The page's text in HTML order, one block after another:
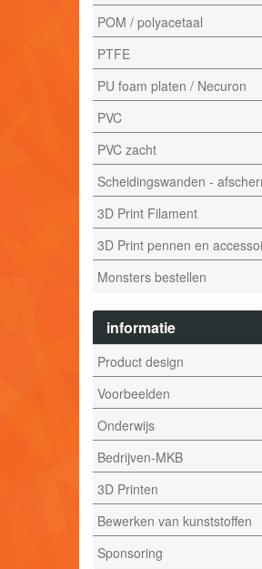
POM / polyacetaal
PTFE
PU foam platen / Necuron
PVC
PVC zacht
Scheidingswanden -
3D Print Filament
3D Print pennen en
Monsters bestellen
informatie
Product design
Voorbeelden
Onderwijs
Bedrijven-MKB
3D Printen
Bewerken van kunststoffen
Sponsoring